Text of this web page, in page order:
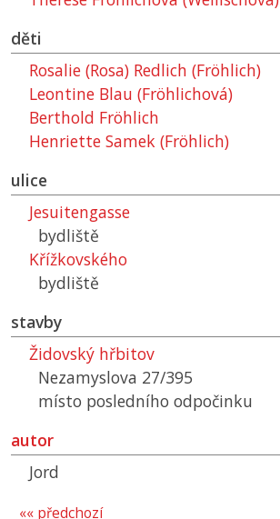
děti
Rosalie (Rosa) Redlich (Fröhlich)
Leontine Blau (Fröhlichová)
Berthold Fröhlich
Henriette Samek (Fröhlich)
ulice
Jesuitengasse
bydliště
Křížkovského
bydliště
stavby
Židovský hřbitov
Nezamyslova 27/395
místo posledního odpočinku
autor
Jord
«« předchozí